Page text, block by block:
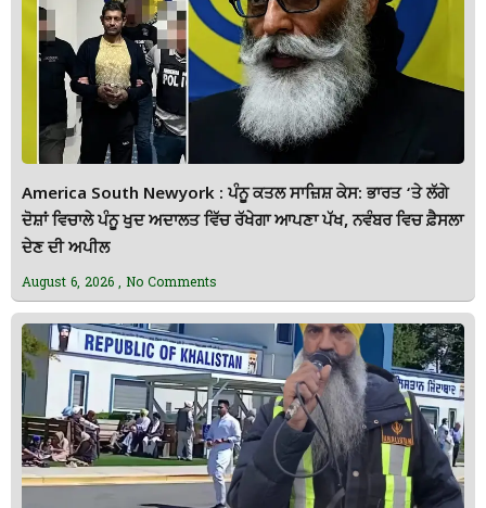
America South Newyork : ਪੰਨੂ ਕਤਲ ਸਾਜ਼ਿਸ਼ ਕੇਸ: ਭਾਰਤ ‘ਤੇ ਲੱਗੇ
ਦੋਸ਼ਾਂ ਵਿਚਾਲੇ ਪੰਨੂ ਖੁਦ ਅਦਾਲਤ ਵਿੱਚ ਰੱਖੇਗਾ ਆਪਣਾ ਪੱਖ, ਨਵੰਬਰ ਵਿਚ ਫ਼ੈਸਲਾ
ਦੇਣ ਦੀ ਅਪੀਲ
August 6, 2026 No Comments